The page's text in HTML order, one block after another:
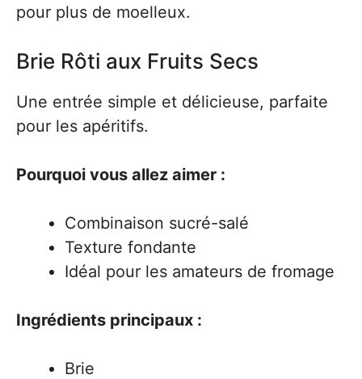
pour plus de moelleux.
Brie Rôti aux Fruits Secs
Une entrée simple et délicieuse, parfaite
pour les apéritifs.
Pourquoi vous allez aimer :
Combinaison sucré-salé
Texture fondante
Idéal pour les amateurs de fromage
Ingrédients principaux :
Brie